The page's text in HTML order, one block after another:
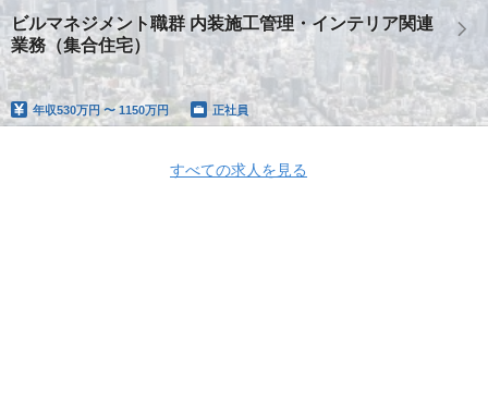
ビルマネジメント職群 内装施工管理・インテリア関連
業務（集合住宅）
年収530万円 〜 1150万円 正社員
すべての求人を見る